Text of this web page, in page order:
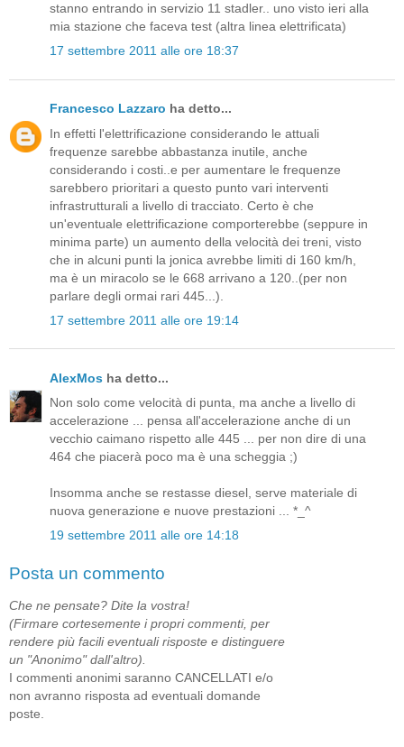
stanno entrando in servizio 11 stadler.. uno visto ieri alla
mia stazione che faceva test (altra linea elettrificata)
17 settembre 2011 alle ore 18:37
Francesco Lazzaro ha detto...
In effetti l'elettrificazione considerando le attuali
frequenze sarebbe abbastanza inutile, anche
considerando i costi..e per aumentare le frequenze
sarebbero prioritari a questo punto vari interventi
infrastrutturali a livello di tracciato. Certo è che
un'eventuale elettrificazione comporterebbe (seppure in
minima parte) un aumento della velocità dei treni, visto
che in alcuni punti la jonica avrebbe limiti di 160 km/h,
ma è un miracolo se le 668 arrivano a 120..(per non
parlare degli ormai rari 445...).
17 settembre 2011 alle ore 19:14
AlexMos ha detto...
Non solo come velocità di punta, ma anche a livello di
accelerazione ... pensa all'accelerazione anche di un
vecchio caimano rispetto alle 445 ... per non dire di una
464 che piacerà poco ma è una scheggia ;)
Insomma anche se restasse diesel, serve materiale di
nuova generazione e nuove prestazioni ... *_^
19 settembre 2011 alle ore 14:18
Posta un commento
Che ne pensate? Dite la vostra!
(Firmare cortesemente i propri commenti, per
rendere più facili eventuali risposte e distinguere
un "Anonimo" dall'altro).
I commenti anonimi saranno CANCELLATI e/o
non avranno risposta ad eventuali domande
poste.